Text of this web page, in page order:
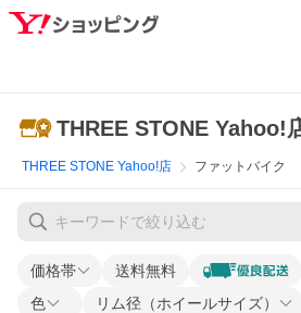
THREE STONE Yahoo!
THREE STONE Yahoo!店 ファットバイク
価格帯 送料無料
色 リム径（ホイールサイズ）